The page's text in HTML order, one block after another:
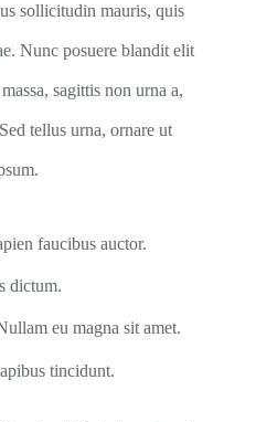
sollicitudin mauris, quis
Nunc posuere blandit elit
sagittis non urna a,
tellus urna, ornare ut
faucibus auctor.
dictum.
eu magna sit amet.
tincidunt.